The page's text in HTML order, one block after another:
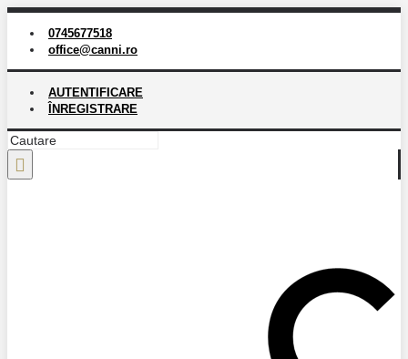
0745677518
office@canni.ro
AUTENTIFICARE
ÎNREGISTRARE